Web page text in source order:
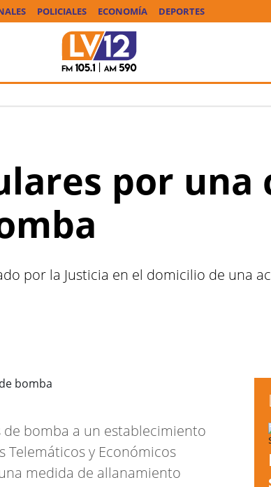
POLICIALES ECONOMÍA DEPORTES
por una
por la Justicia en el domicilio de una
de bomba a un establecimiento
Telemáticos y Económicos
medida de allanamiento